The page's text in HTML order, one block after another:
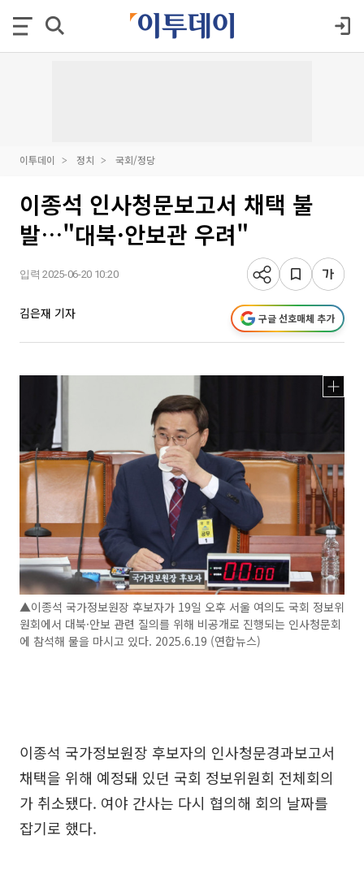
이투데이 정치 국회/정당
이종석 인사청문보고서 채택 불
발…"대북·안보관 우려"
입력 2025-06-20 10:20
김은재 기자 구글 선호매체 추가
▲이종석 국가정보원장 후보자가 19일 오후 서울 여의도 국회 정보위
원회에서 대북·안보 관련 질의를 위해 비공개로 진행되는 인사청문회
에 참석해 물을 마시고 있다. 2025.6.19 (연합뉴스)
이종석 국가정보원장 후보자의 인사청문경과보고서
채택을 위해 예정돼 있던 국회 정보위원회 전체회의
가 취소됐다. 여야 간사는 다시 협의해 회의 날짜를
잡기로 했다.